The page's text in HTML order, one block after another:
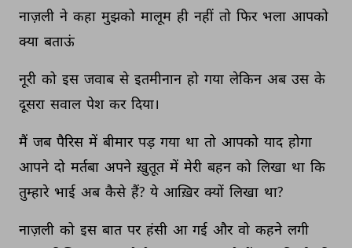
नाज़ली ने कहा मुझको मालूम ही नहीं तो फिर भला आपको
क्या बताऊं
नूरी को इस जवाब से इतमीनान हो गया लेकिन अब उस के
दूसरा सवाल पेश कर दिया।
मैं जब पैरिस में बीमार पड़ गया था तो आपको याद होगा
आपने दो मर्तबा अपने ख़ुतूत में मेरी बहन को लिखा था कि
तुम्हारे भाई अब कैसे हैं? ये आख़िर क्यों लिखा था?
नाज़ली को इस बात पर हंसी आ गई और वो कहने लगी